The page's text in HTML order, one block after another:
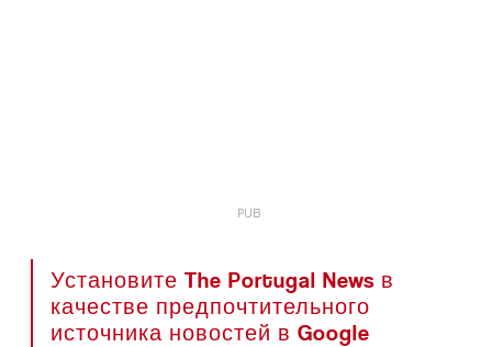
Установите The Portugal News в
качестве предпочтительного
источника новостей в Google